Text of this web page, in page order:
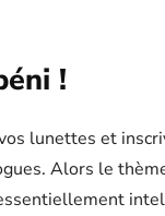
!
lunettes et
Alors le